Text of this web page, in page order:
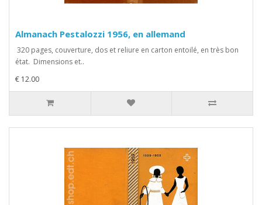
Almanach Pestalozzi 1956, en allemand
320 pages, couverture, dos et reliure en carton entoilé, en très bon
état. Dimensions et..
€ 12.00